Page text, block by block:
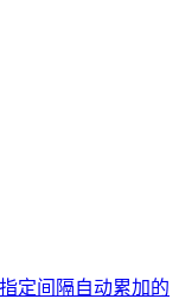
定间隔自动累加的